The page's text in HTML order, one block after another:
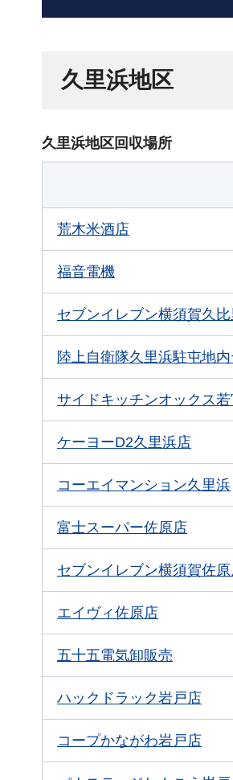
久里浜地区
久里浜地区回収場所
荒木米酒店
福音電機
セブンイレブン横須賀久
陸上自衛隊久里浜駐屯地
サイドキッチンオックス
ケーヨーD2久里浜店
コーエイマンション久里浜
富士スーパー佐原店
セブンイレブン横須賀佐
エイヴィ佐原店
五十五電気卸販売
ハックドラック岩戸店
コープかながわ岩戸店